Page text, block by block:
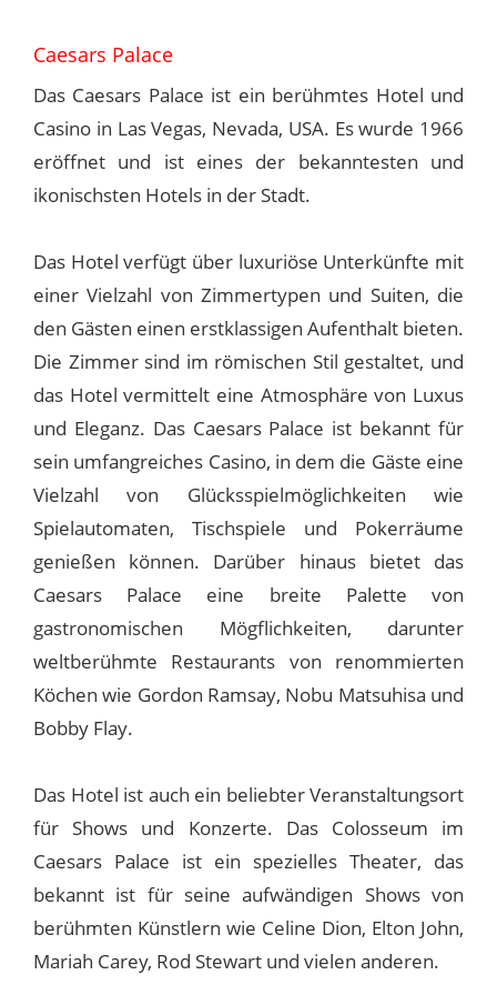
Caesars Palace
Das Caesars Palace ist ein berühmtes Hotel und
Casino in Las Vegas, Nevada, USA. Es wurde 1966
eröffnet und ist eines der bekanntesten und
ikonischsten Hotels in der Stadt.
Das Hotel verfügt über luxuriöse Unterkünfte mit
einer Vielzahl von Zimmertypen und Suiten, die
den Gästen einen erstklassigen Aufenthalt bieten.
Die Zimmer sind im römischen Stil gestaltet, und
das Hotel vermittelt eine Atmosphäre von Luxus
und Eleganz. Das Caesars Palace ist bekannt für
sein umfangreiches Casino, in dem die Gäste eine
Vielzahl von Glücksspielmöglichkeiten wie
Spielautomaten, Tischspiele und Pokerräume
genießen können. Darüber hinaus bietet das
Caesars Palace eine breite Palette von
gastronomischen Mögflichkeiten, darunter
weltberühmte Restaurants von renommierten
Köchen wie Gordon Ramsay, Nobu Matsuhisa und
Bobby Flay.
Das Hotel ist auch ein beliebter Veranstaltungsort
für Shows und Konzerte. Das Colosseum im
Caesars Palace ist ein spezielles Theater, das
bekannt ist für seine aufwändigen Shows von
berühmten Künstlern wie Celine Dion, Elton John,
Mariah Carey, Rod Stewart und vielen anderen.